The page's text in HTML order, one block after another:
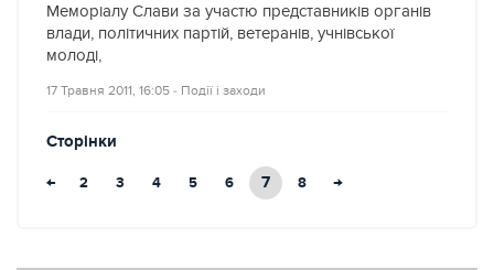
Меморіалу Слави за участю представників органів
влади, політичних партій, ветеранів, учнівської
молоді,
17 Травня 2011, 16:05 ‐ Події і заходи
Сторінки
← 2 3 4 5 6 7 8 →